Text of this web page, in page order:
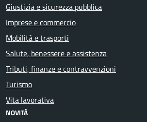
Giustizia e sicurezza pubblica
Imprese e commercio
Mobilità e trasporti
Salute, benessere e assistenza
Tributi, finanze e contravvenzioni
Turismo
Vita lavorativa
NOVITÀ